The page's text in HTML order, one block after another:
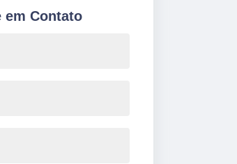
em Contato